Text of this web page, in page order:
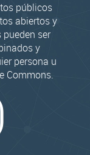
públicos
abiertos y
ser
y
persona u
Commons.